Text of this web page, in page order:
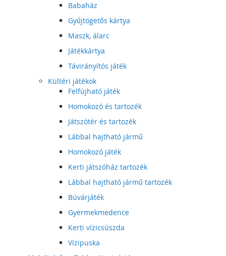
Babaház
Gyűjtögetős kártya
Maszk, álarc
Játékkártya
Távirányítós játék
Kültéri játékok
Felfújható játék
Homokozó és tartozék
Játszótér és tartozék
Lábbal hajtható jármű
Homokozó játék
Kerti játszóház tartozék
Lábbal hajtható jármű tartozék
Búvárjáték
Gyermekmedence
Kerti vízicsúszda
Vízipuska